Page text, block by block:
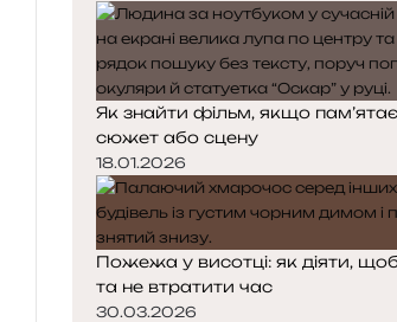
Як знайти фільм, якщо
сюжет або сцену
18.01.2026
Пожежа у висотці: як діяти,
та не втратити час
30.03.2026